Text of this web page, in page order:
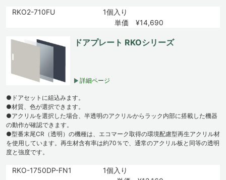
RKO2-710FU
1個入り
単価 ¥14,690
ドアプレート RKOシリーズ
詳細ページ
●ドアセットに組込みます。
●材質、色が選択できます。
●アクリルを選択した場合、半透明のアクリルからラック内部に搭載した機器
の動作が確認できます。
●型番末尾CR（透明）の機種は、エコマーク取得の環境配慮型再生アクリル材
を使用しています。再生材含有率は約70％で、通常のアクリル板と同等の透明
度と強度です。
RKO-1750DP-FN1
1個入り